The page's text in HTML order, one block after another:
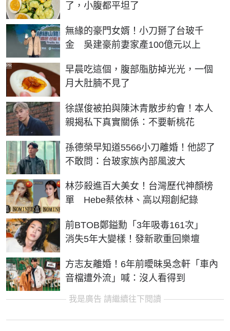
了，小腹都平坦了
無緣的豪門女婿！小刀掰了台玻千
金 吳建豪前妻家產100億元以上
早晨吃這個，腹部脂肪掉光光，一個
月大肚腩不見了
PR
徐謀俊被拍與陳沐青散步約會！本人
親揭私下真實關係：不要斬桃花
孫德榮早知道5566小刀離婚！他認了
不敢問：台玻家族內部風波大
林莎殺進百大美女！台灣歷代神顏榜
單 Hebe蔡依林、高以翔創紀錄
前BTOB鄭鎰勳「3年吸毒161次」
消失5年大變樣！發新歌重回樂壇
方志友離婚！6年前曖昧吳念軒「車內
音檔遭外流」喊：沒人看得到
我是廣告 請繼續往下閱讀